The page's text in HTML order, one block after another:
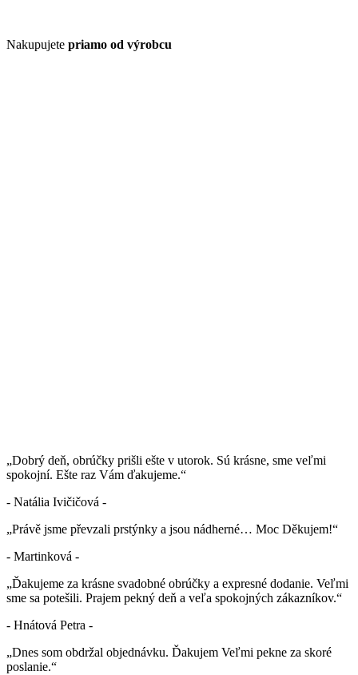
Nakupujete priamo od výrobcu
„Dobrý deň, obrúčky prišli ešte v utorok. Sú krásne, sme veľmi
spokojní. Ešte raz Vám ďakujeme.“
- Natália Ivičičová -
„Právě jsme převzali prstýnky a jsou nádherné… Moc Děkujem!“
- Martinková -
„Ďakujeme za krásne svadobné obrúčky a expresné dodanie. Veľmi
sme sa potešili. Prajem pekný deň a veľa spokojných zákazníkov.“
- Hnátová Petra -
„Dnes som obdržal objednávku. Ďakujem Veľmi pekne za skoré
poslanie.“